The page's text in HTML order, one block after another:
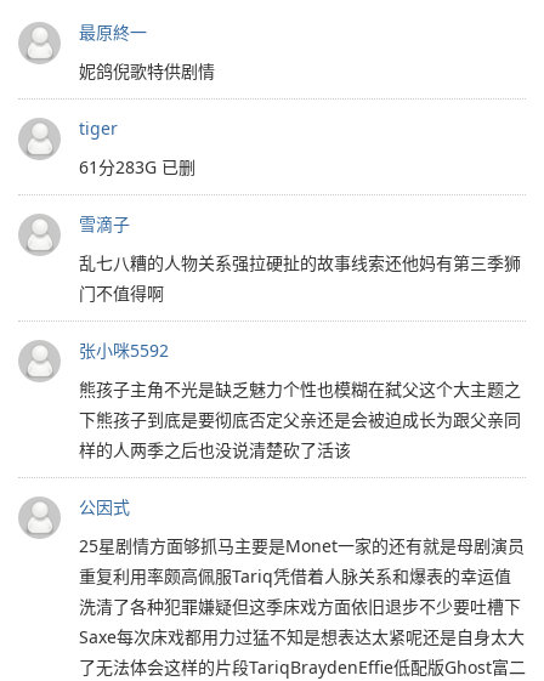
最原終一
妮鸽倪歌特供剧情
tiger
61分283G 已删
雪滴子
乱七八糟的人物关系强拉硬扯的故事线索还他妈有第三季狮
门不值得啊
张小咪5592
熊孩子主角不光是缺乏魅力个性也模糊在弑父这个大主题之
下熊孩子到底是要彻底否定父亲还是会被迫成长为跟父亲同
样的人两季之后也没说清楚砍了活该
公因式
25星剧情方面够抓马主要是Monet一家的还有就是母剧演员
重复利用率颇高佩服Tariq凭借着人脉关系和爆表的幸运值
洗清了各种犯罪嫌疑但这季床戏方面依旧退步不少要吐槽下
Saxe每次床戏都用力过猛不知是想表达太紧呢还是自身太大
了无法体会这样的片段TariqBraydenEffie低配版Ghost富二